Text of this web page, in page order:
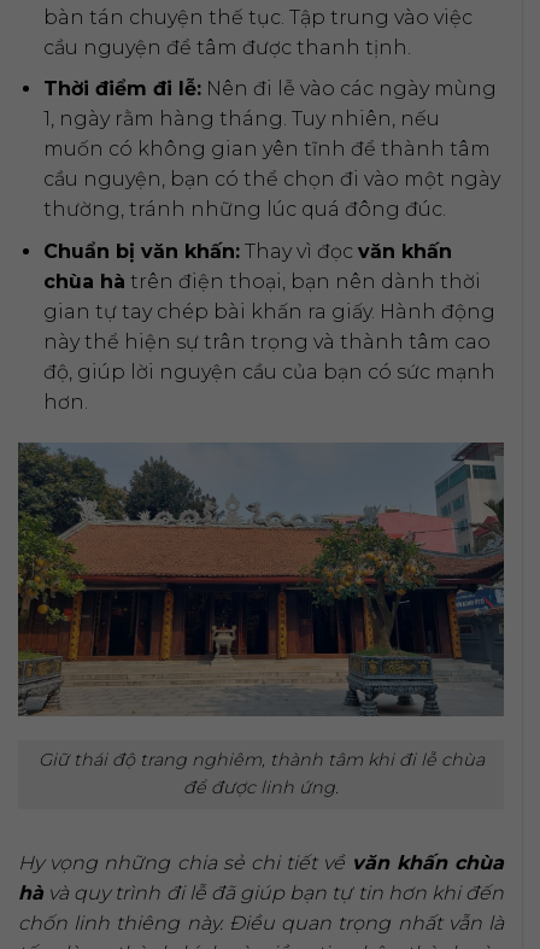
bàn tán chuyện thế tục. Tập trung vào việc
cầu nguyện để tâm được thanh tịnh.
Thời điểm đi lễ:Nên đi lễ vào các ngày mùng
1, ngày rằm hàng tháng. Tuy nhiên, nếu
muốn có không gian yên tĩnh để thành tâm
cầu nguyện, bạn có thể chọn đi vào một ngày
thường, tránh những lúc quá đông đúc.
Chuẩn bị văn khấn:Thay vì đọc văn khấn
chùa hà trên điện thoại, bạn nên dành thời
gian tự tay chép bài khấn ra giấy. Hành động
này thể hiện sự trân trọng và thành tâm cao
độ, giúp lời nguyện cầu của bạn có sức mạnh
hơn.
Giữ thái độ trang nghiêm, thành tâm khi đi lễ chùa
để được linh ứng.
Hy vọng những chia sẻ chi tiết về văn khấn chùa
hà và quy trình đi lễ đã giúp bạn tự tin hơn khi đến
chốn linh thiêng này. Điều quan trọng nhất vẫn là